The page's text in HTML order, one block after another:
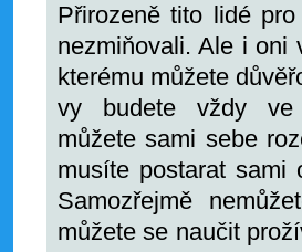
Přirozeně tito lidé
nezmiňovali. Ale i oni
kterému můžete
vy budete vždy
můžete sami sebe
musíte postarat
Samozřejmě
můžete se naučit